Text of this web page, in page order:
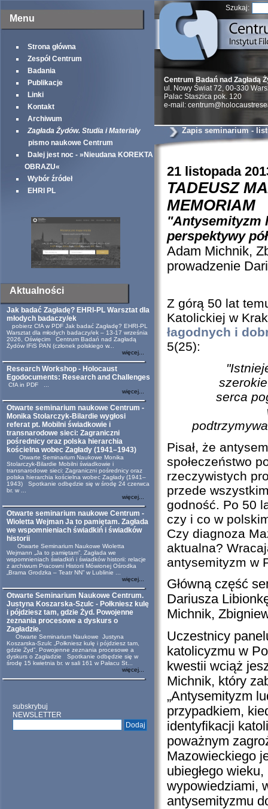
Menu
Strona główna
Zespół Centrum
Badania
Publikacje
Linki
Kontakt
Archiwum
Zagłada Żydów. Studia i Materiały
pismo naukowe Centrum
Dalej jest noc - »Nieudana KOREKTA
OBRAZU«
Wybór źródeł
EHRI PL
Aktualności
Jak badać Zagładę? EHRI-PL Warsztat dla
młodych badaczy/ek
pobierz CfA w PDF Jak badać Zagładę? EHRI-PL
Warsztat dla młodych badaczy/ek – 13-17 września
2026, Oświęcim Centrum Badań nad Zagładą
Żydów IFiS PAN (członek polskiego w...
więcej...
Research Workshop - Holocaust
Egodocuments: Research and Challenges
CfA in PDF ...
więcej...
Otwarte seminarium naukowe Centrum -
Monika Stolarczyk-Bilardie wygłosi
referat pt. Mobilni świadkowie i
transnarodowe sieci: Zagraniczni
pośrednicy oraz polska hierarchia
kościelna wobec Zagłady (1941–1943)
Otwarte Seminarium Naukowe Monika
Stolarczyk-Bilardie Mobilni świadkowie i
transnarodowe sieci: Zagraniczni pośrednicy oraz
polska hierarchia kościelna wobec Zagłady (1941–
1943) Spotkanie odbędzie się w środę 24 czerwca
br. w ...
więcej...
Otwarte seminarium naukowe Centrum -
Wioletta Wejman Ja to pamiętam. Zagłada
we wspomnieniach świadkiń i świadków
historii
Otwarte Seminarium Naukowe Wioletta
Wejmann „Ja to pamiętam”. Zagłada we
wspomnieniach świadkiń i świadków historii: relacje
z archiwum Pracowni Historii Mówionej Ośrodka
„Brama Grodzka – Teatr NN” w Lublinie ...
więcej...
Otwarte Seminarium Naukowe Centrum.
Justyna Koszarska-Szulc - Połkniesz kulę
i pójdziesz tam, gdzie Żyd. Powojenne
zeznania procesowe a dyskurs o
Zagładzie.
Otwarte Seminarium Naukowe Justyna
Koszarska-Szulc „Połkniesz kulę i pójdziesz tam,
gdzie Żyd”. Powojenne zeznania procesowe a
dyskurs o Zagładzie Spotkanie odbędzie się w
środę 15 kwietnia br. w sali 161 w Pałacu St...
więcej...
subskrybuj
NEWSLETTER
Szukaj:
Centrum Badań nad Zagładą
ul. Nowy Świat 72, 00-330
Palac Staszica pok. 120
e-mail:
Zapis seminarium -
21 listopada
TADEUSZ
MEMORIAM
"Antysemityzm
perspektywy
Adam Michnik,
prowadzenie
Z górą 50 lat
Katolickiej w
łagodnych i
5(25):
serca
Pisał, że
społeczeństwo
rzeczywistych
przede
godność. Po 50
czy i co w
Czy diagnoza
aktualna?
antysemityzm w
Główną część
Dariusza
Michnik,
Uczestnicy
katolicyzmu w
kwestii wciąż
Michnik, który
„Antysemityzm
przypadkiem,
identyfikacji
poważnym
Mazowieckiego
ubiegłego
wypowiedziami,
antysemityzmu